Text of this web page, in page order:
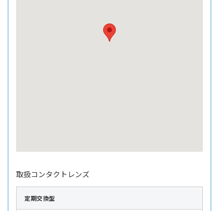
取扱コンタクトレンズ
定期交換型